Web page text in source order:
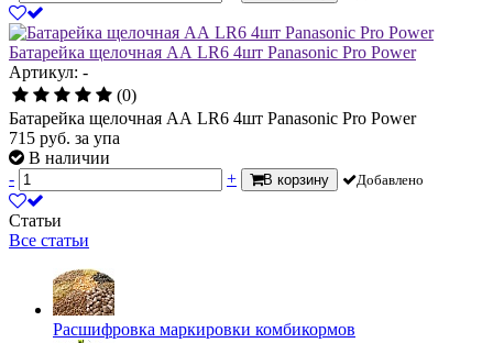
Батарейка щелочная АА LR6 4шт Panasonic Pro Power
Артикул: -
(0)
Батарейка щелочная АА LR6 4шт Panasonic Pro Power
715 руб. за упа
В наличии
-
+ В корзину Добавлено
Статьи
Все статьи
Расшифровка маркировки комбикормов